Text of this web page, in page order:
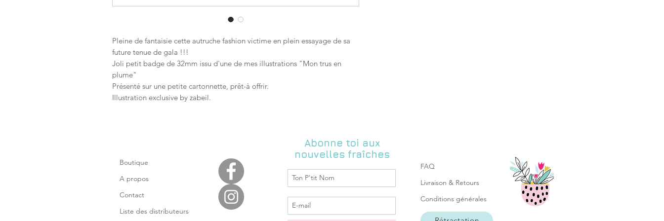
Pleine de fantaisie cette autruche fashion victime en plein essayage de sa
future tenue de gala !!!
Joli petit badge de 32mm issu d'une de mes illustrations "Mon trus en
plume"
Présenté sur une petite cartonnette, prêt-à offrir.
Illustration exclusive by zabeil.
Boutique
A propos
Contact
Liste des distributeurs
Abonne toi aux
nouvelles fraîches
FAQ
Livraison & Retours
Conditions générales